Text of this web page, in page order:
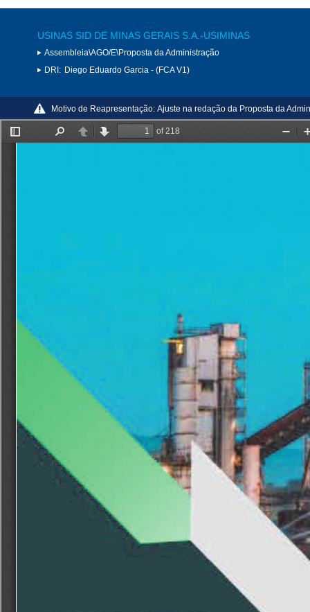
USINAS SID DE MINAS GERAIS S.A.-USIMINAS
Assembleia\AGO/E\Proposta da Administração
DRI: Diego Eduardo Garcia - (FCA V1)
Motivo de Reapresentação: Ajuste na redação da Proposta da